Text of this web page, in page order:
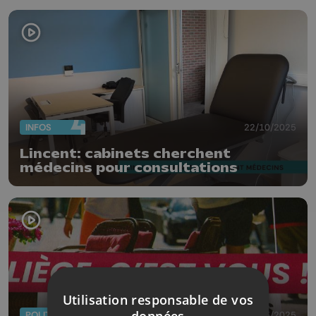
INFOS 22/10/2025
Lincent: cabinets cherchent
médecins pour consultations
Utilisation responsable de vos